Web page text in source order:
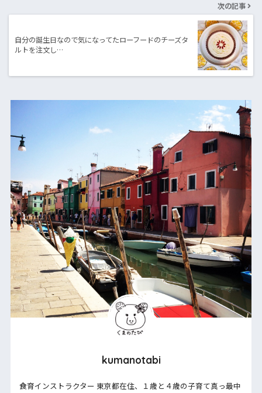
次の記事
自分の誕生日なので気になってたローフードのチーズタ
ルトを注文し…
kumanotabi
食育インストラクター 東京都在住、１歳と４歳の子育て真っ最中